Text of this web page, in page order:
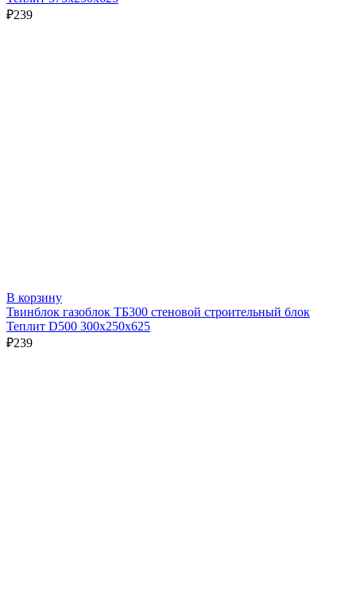
₽239
В корзину
Твинблок газоблок ТБ300 стеновой строительный блок
Теплит D500 300х250х625
₽239